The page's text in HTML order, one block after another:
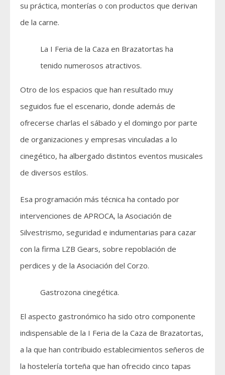
su práctica, monterías o con productos que derivan
de la carne.
La I Feria de la Caza en Brazatortas ha
tenido numerosos atractivos.
Otro de los espacios que han resultado muy
seguidos fue el escenario, donde además de
ofrecerse charlas el sábado y el domingo por parte
de organizaciones y empresas vinculadas a lo
cinegético, ha albergado distintos eventos musicales
de diversos estilos.
Esa programación más técnica ha contado por
intervenciones de APROCA, la Asociación de
Silvestrismo, seguridad e indumentarias para cazar
con la firma LZB Gears, sobre repoblación de
perdices y de la Asociación del Corzo.
Gastrozona cinegética.
El aspecto gastronómico ha sido otro componente
indispensable de la I Feria de la Caza de Brazatortas,
a la que han contribuido establecimientos señeros de
la hostelería torteña que han ofrecido cinco tapas